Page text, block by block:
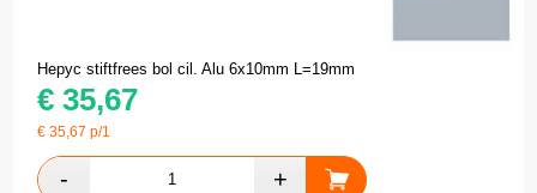
Hepyc stiftfrees bol cil. Alu 6x10mm L=19mm
€ 35,67
€35,67 p/1